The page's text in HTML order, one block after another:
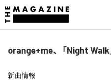
orange+me、「Night
新曲情報